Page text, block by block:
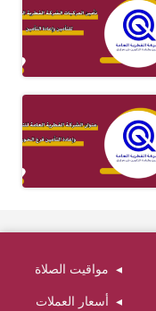
مواقيت الصلاة
أسعار العملات